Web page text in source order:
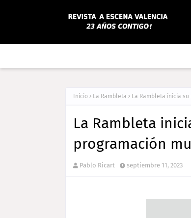
Inicio La Rambleta La Rambleta inicia
La Rambleta
programación
Pablo Ricart septiembre 11, 2023